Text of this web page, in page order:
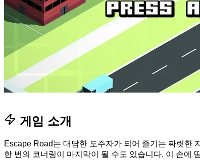
게임 소개
Escape Road는 대담한 도주자가 되어 즐기는 짜릿한
한 번의 코너링이 마지막이 될 수도 있습니다. 이 손에